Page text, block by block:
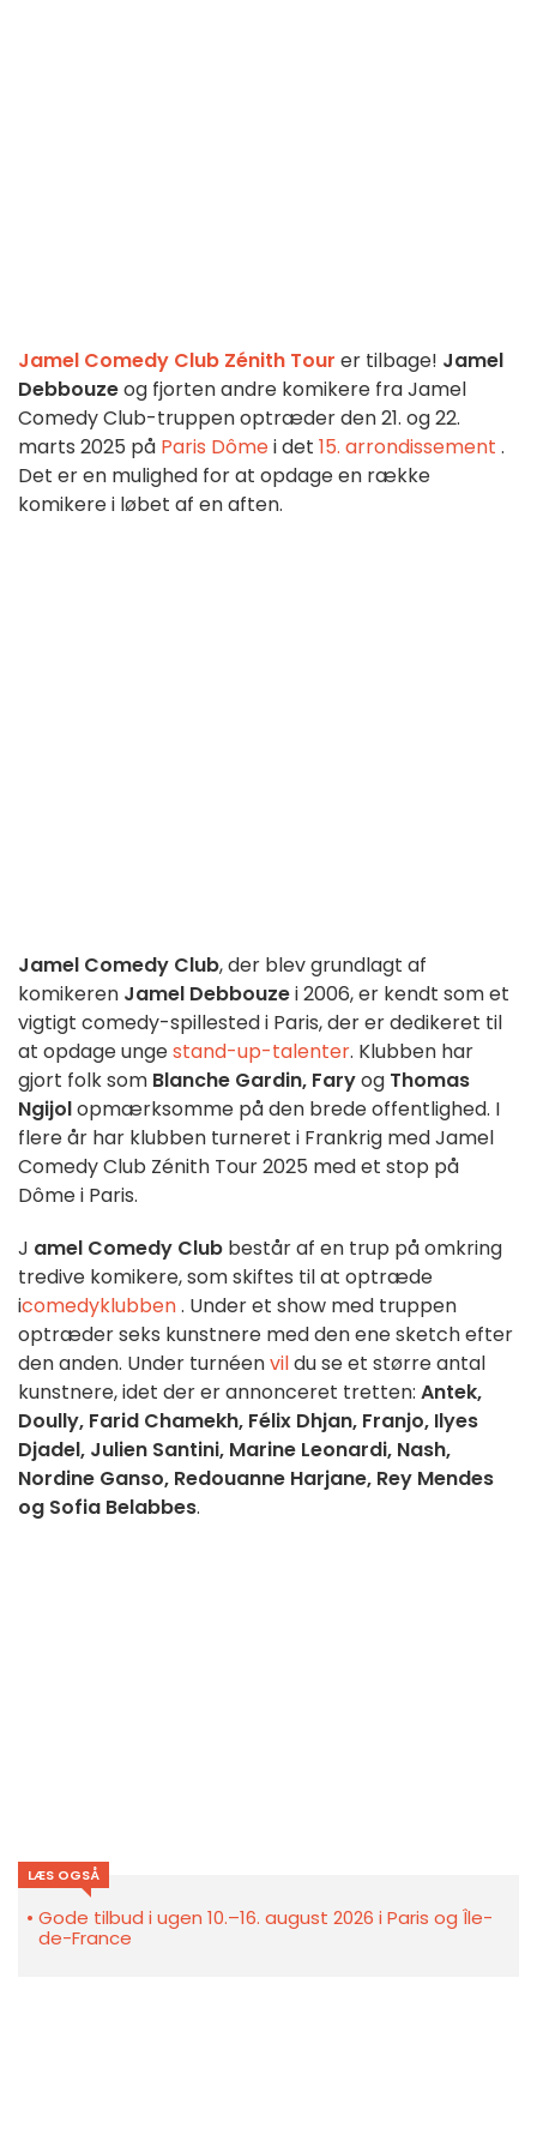
Jamel Comedy Club Zénith Tour er tilbage! Jamel
Debbouzeog fjorten andre komikere fra Jamel
Comedy Club-truppen optræder den 21. og 22.
marts 2025 på Paris Dômei det 15. arrondissement .
Det er en mulighed for at opdage en række
komikere i løbet af en aften.
Jamel Comedy Club, der blev grundlagt af
komikeren Jamel Debbouzei 2006, er kendt som et
vigtigt comedy-spillested i Paris, der er dedikeret til
at opdage ungestand-up-talenter. Klubben har
gjort folk som Blanche Gardin, Faryog Thomas
Ngijolopmærksomme på den brede offentlighed. I
flere år har klubben turneret i Frankrig med Jamel
Comedy Club Zénith Tour 2025 med et stop på
Dôme i Paris.
J amel Comedy Club består af en trup på omkring
tredive komikere, som skiftes til at optræde
icomedyklubben. Under et show med truppen
optræder seks kunstnere med den ene sketch efter
den anden. Under turnéenvildu se et større antal
kunstnere, idet der er annonceret tretten: Antek,
Doully, Farid Chamekh, Félix Dhjan, Franjo, Ilyes
Djadel, Julien Santini, Marine Leonardi, Nash,
Nordine Ganso, Redouanne Harjane, Rey Mendes
og Sofia Belabbes.
LÆS OGSÅ
Gode tilbud i ugen 10.–16. august 2026 i Paris og Île-
de-France